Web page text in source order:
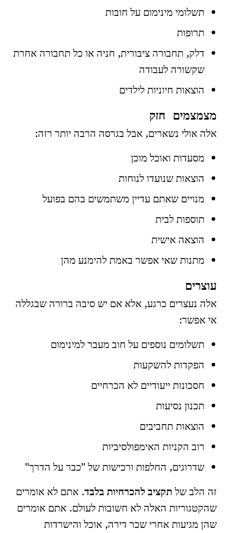
תשלומי מינימום על חובות
תרופות
דלק, תחבורה ציבורית, חניה או כל תחבורה אחרת
שקשורה לעבודה
הוצאות חיוניות לילדים
מצמצמים חזק
אלה אולי נשארים, אבל בגרסה הרבה יותר רזה:
מסעדות ואוכל מוכן
הוצאות שנועדו לנוחות
מנויים שאתם עדיין משתמשים בהם בפועל
תוספות לבית
הוצאה אישית
מתנות שאי אפשר באמת להימנע מהן
עוצרים
אלה נעצרים כרגע, אלא אם יש סיבה ברורה שבגללה
אי אפשר:
תשלומים נוספים על חוב מעבר למינימום
הפקדות להשקעות
חסכונות ייעודיים לא הכרחיים
תכנון נסיעות
הוצאות תחביבים
רוב הקניות האימפולסיביות
שדרוגים, החלפות ורכישות של "כבר על הדרך"
זה הלב של תקציב להכרחיות בלבד. אתם לא אומרים
שהקטגוריות האלה לא חשובות לעולם. אתם אומרים
שהן מגיעות אחרי שכר דירה, אוכל והישרדות